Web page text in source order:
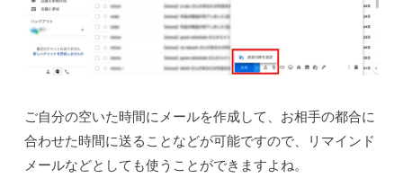
ご自分の空いた時間にメールを作成して、お相手の都合に
合わせた時間に送ることなどが可能ですので、リマインド
メールなどとしても使うことができますよね。